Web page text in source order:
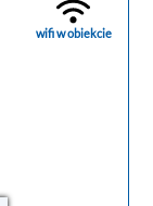
wifi w obiekcie